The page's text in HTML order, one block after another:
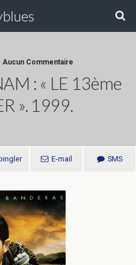
Aucun Commentaire
: « LE 13ème
». 1999.
E-mail SMS